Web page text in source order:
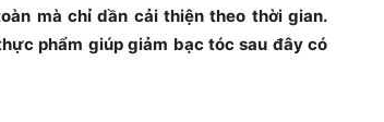
mà chỉ dần cải thiện theo thời gian.
phẩm giúp giảm bạc tóc sau đây có